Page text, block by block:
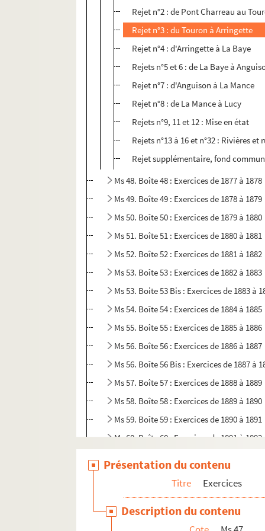
Rejet n°2 : de Pont Charreau au
Rejet n°3 : du Touron à Arringette
Rejet n°4 : d'Arringette à La Baye
Rejets n°5 et 6 : de La Baye à
Rejet n°7 : d'Anguison à La Mance
Rejet n°8 : de La Mance à Lucy
Rejets n°9, 11 et 12 : Mise en état
Rejets n°13 à 16 et n°32 : Rivières et
Rejet supplémentaire, fond
Ms 48. Boîte 48 : Exercices de 1877 à 1878
Ms 49. Boîte 49 : Exercices de 1878 à 1879
Ms 50. Boîte 50 : Exercices de 1879 à 1880
Ms 51. Boîte 51 : Exercices de 1880 à 1881
Ms 52. Boîte 52 : Exercices de 1881 à 1882
Ms 53. Boîte 53 : Exercices de 1882 à 1883
Ms 53. Boite 53 Bis : Exercices de 1883 à
Ms 54. Boîte 54 : Exercices de 1884 à 1885
Ms 55. Boîte 55 : Exercices de 1885 à 1886
Ms 56. Boîte 56 : Exercices de 1886 à 1887
Ms 56. Boîte 56 Bis : Exercices de 1887 à
Ms 57. Boîte 57 : Exercices de 1888 à 1889
Ms 58. Boîte 58 : Exercices de 1889 à 1890
Ms 59. Boîte 59 : Exercices de 1890 à 1891
Ms 60. Boîte 60 : Exercices de 1891 à 1892
Ms 64. Boîte 64 : Exercices de 1895 à 1896
Présentation du contenu
Titre Exercices
Description du contenu